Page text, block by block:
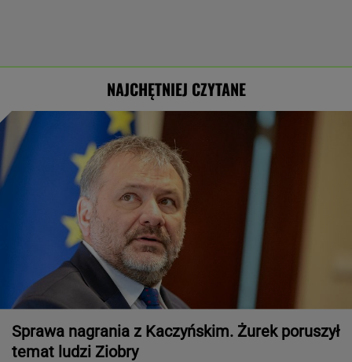
NAJCHĘTNIEJ CZYTANE
Sprawa nagrania z Kaczyńskim. Żurek poruszył
temat ludzi Ziobry